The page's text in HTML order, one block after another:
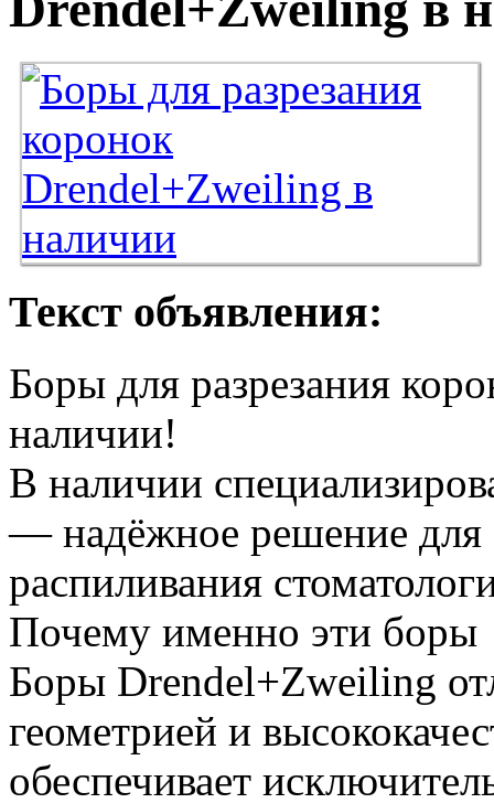
Текст объявления:
Боры для разрезания
наличии!
В наличии
— надёжное решение для
распиливания
Почему именно эти боры
Боры Drendel+Zweiling
геометрией и
обеспечивает